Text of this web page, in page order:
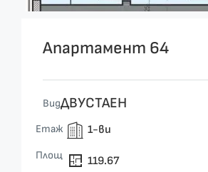
Апартамент 64
ВидДВУСТАЕН
Етаж
1-ви
Площ
119.67